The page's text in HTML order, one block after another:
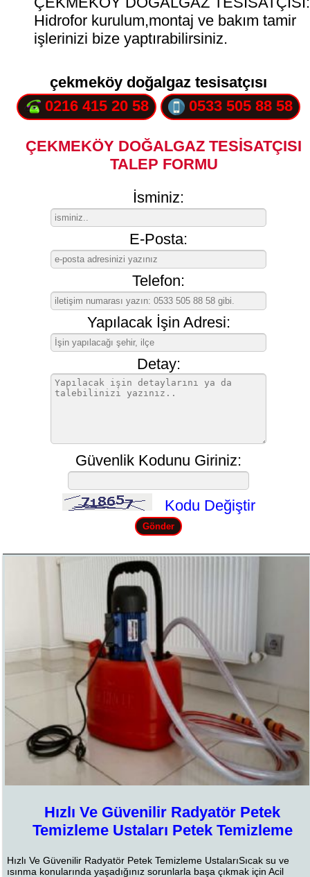
Hidrofor kurulum,montaj ve bakım tamir
işlerinizi bize yaptırabilirsiniz.
çekmeköy doğalgaz tesisatçısı
0216 415 20 58
0533 505 88 58
ÇEKMEKÖY DOĞALGAZ TESİSATÇISI
TALEP FORMU
İsminiz:
E-Posta:
Telefon:
Yapılacak İşin Adresi:
Detay:
Güvenlik Kodunu Giriniz:
Kodu Değiştir
Hızlı Ve Güvenilir Radyatör Petek
Temizleme Ustaları Petek Temizleme
Hızlı Ve Güvenilir Radyatör Petek Temizleme UstalarıSıcak su ve
ısınma konularında yaşadığınız sorunlarla başa çıkmak için Acil